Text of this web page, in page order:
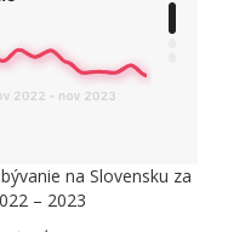
na Slovensku za
– 2023